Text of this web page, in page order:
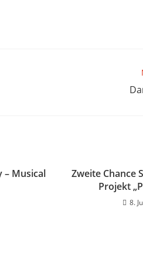
– Musical
Zweite Chance
Projekt
8.